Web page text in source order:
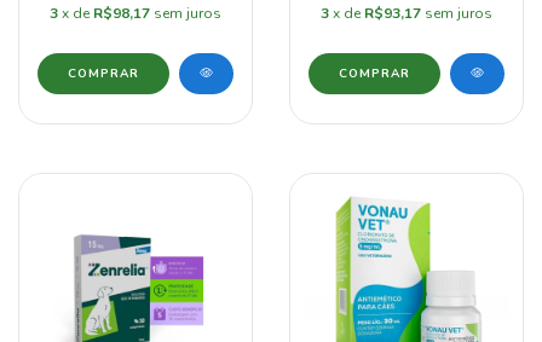
3x de R$98,17 sem juros 3x de R$93,17 sem juros